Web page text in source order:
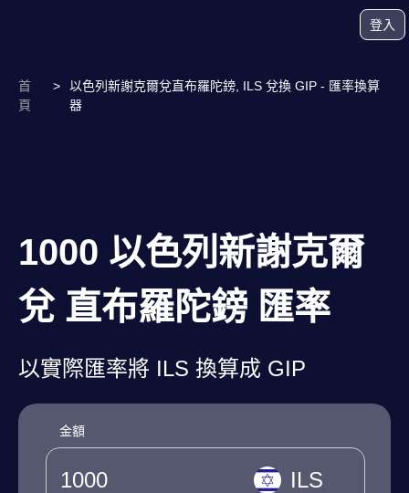
登入
首
頁
>
以色列新謝克爾兌直布羅陀鎊, ILS 兌換 GIP - 匯率換算
器
1000 以色列新謝克爾
兌 直布羅陀鎊 匯率
以實際匯率將 ILS 換算成 GIP
金額
ILS